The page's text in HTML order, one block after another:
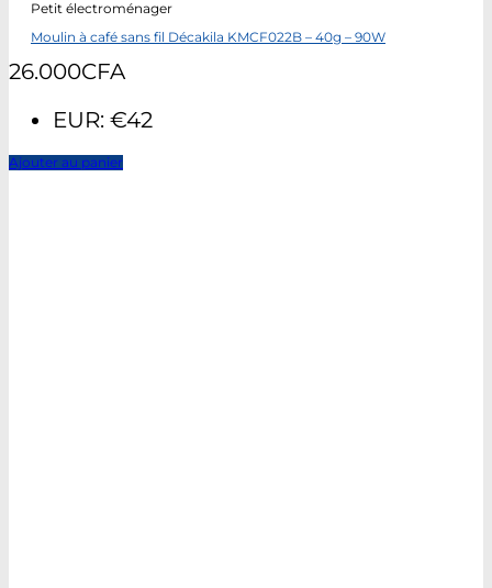
Petit électroménager
Moulin à café sans fil Décakila KMCF022B – 40g – 90W
26.000CFA
EUR: €42
Ajouter au panier